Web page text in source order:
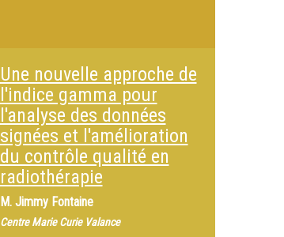
Une nouvelle approche de
l'indice gamma pour
l'analyse des données
signées et l'amélioration
du contrôle qualité en
radiothérapie
M. Jimmy Fontaine
Centre Marie Curie Valance